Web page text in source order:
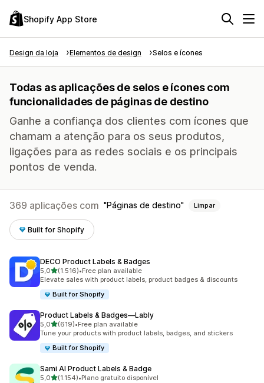
Shopify App Store
Design da loja Elementos de design Selos e ícones
Todas as aplicações de selos e ícones com
funcionalidades de páginas de destino
Ganhe a confiança dos clientes com ícones que
chamam a atenção para os seus produtos,
ligações para as redes sociais e os principais
pontos de venda.
369 aplicações com Páginas de destino Limpar
Built for Shopify
DECO Product Labels & Badges
5,0de 5 estrelas
(1.516)
1516 total de avaliações
•Free plan available
Elevate sales with product labels, product badges & discounts
Built for Shopify
Product Labels & Badges—Lably
5,0de 5 estrelas
(619)
619 total de avaliações
•Free plan available
Tune your products with product labels, badges, and stickers
Built for Shopify
Sami AI Product Labels & Badge
5,0de 5 estrelas
(1.154)
1154 total de avaliações
•Plano gratuito disponível